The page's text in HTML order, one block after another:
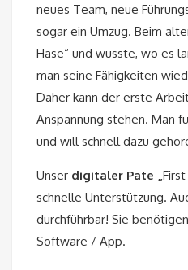
neues Team, neue
sogar ein Umzug. Beim
Hase“ und wusste, wo es
man seine Fähigkeiten
Daher kann der erste
Anspannung stehen. Man
und will schnell dazu
Unser digitaler Pate „
schnelle Unterstützung.
durchführbar! Sie
Software / App.